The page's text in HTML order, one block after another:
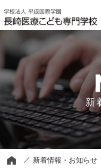
新
新着情報・お知らせ